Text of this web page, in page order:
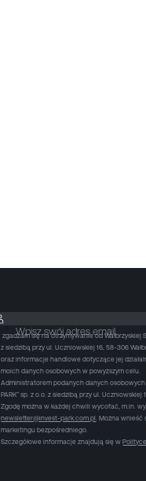
Wpisz swój adres email
zgadzam się na otrzymywanie od Wałbrzyskiej
z siedzibą przy ul. Uczniowskiej 16, 58-306
oraz informacje handlowe dotyczące jej
moich danych osobowych w powyższym celu.
Administratorem podanych danych osobowych
PARK” sp. z o.o. z siedzibą przy ul. Uczniowskiej
Zgodę można w każdej chwili wycofać, m.in.
newsletter@invest-park.com.pl. Można wnieść
marketingu bezpośredniego.
Szczegółowe informacje znajdują się w